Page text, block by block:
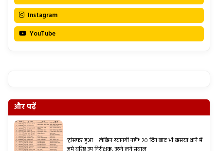
Instagram
YouTube
और पढ़ें
‘ट्रांसफर हुआ… लेकिन रवानगी नहीं!’ 20 दिन बाद भी कसया थाने में